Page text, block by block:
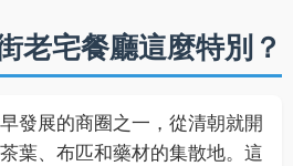
老宅餐廳這麼特別？
發展的商圈之一，從清朝就開
葉、布匹和藥材的集散地。這